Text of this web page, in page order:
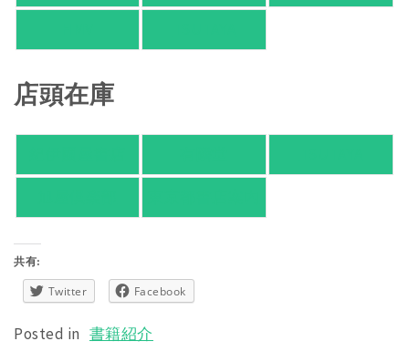
店頭在庫
共有:
Twitter Facebook
Posted in 書籍紹介